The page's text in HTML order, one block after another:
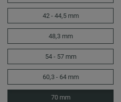
42 - 44,5 mm
48,3 mm
54 - 57 mm
60,3 - 64 mm
70 mm